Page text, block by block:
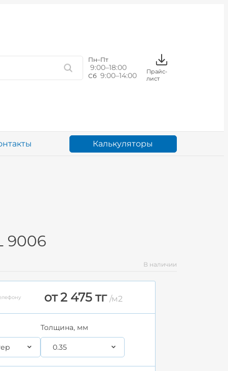
Пн–Пт
9:00–18:00
Сб 9:00–14:00
Прайс-
лист
Калькуляторы
9006
В наличии
от 2 475 тг /м2
Толщина, мм
0.35